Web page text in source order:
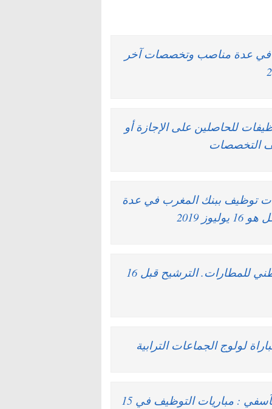
في عدة مناصب وتخصصات آخر
توظيفات للحاصلين على الإجازة أو
توظيف ببنك المغرب في عدة
عــــاجل.. مباراة توظيف 116 منصبا باالمكتب الوطني للمطارات. الترشيح قبل 16
لولوج الجماعات الترابية
الوكالة المستقلة الجماعية لتوزيع الماء والكهرباء بآسفي : مباريات التوظيف في 15